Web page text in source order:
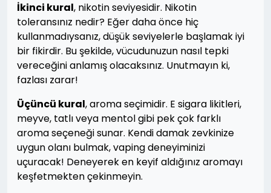
İkinci kural, nikotin seviyesidir. Nikotin
toleransınız nedir? Eğer daha önce hiç
kullanmadıysanız, düşük seviyelerle başlamak iyi
bir fikirdir. Bu şekilde, vücudunuzun nasıl tepki
vereceğini anlamış olacaksınız. Unutmayın ki,
fazlası zarar!
Üçüncü kural, aroma seçimidir. E sigara likitleri,
meyve, tatlı veya mentol gibi pek çok farklı
aroma seçeneği sunar. Kendi damak zevkinize
uygun olanı bulmak, vaping deneyiminizi
uçuracak! Deneyerek en keyif aldığınız aromayı
keşfetmekten çekinmeyin.